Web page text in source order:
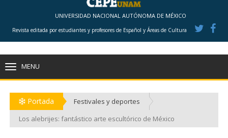
UNIVERSIDAD NACIONAL AUTÓNOMA DE MÉXICO
Revista editada por estudiantes y profesores de Español y Áreas de Cultura
MENU
Portada
Festivales y deportes
Los alebrijes: fantástico arte escultórico de México